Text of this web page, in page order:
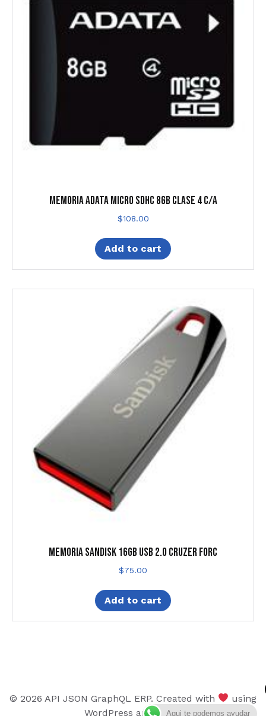
MEMORIA ADATA MICRO SDHC 8GB CLASE 4 C/A
$108.00
Add to cart
MEMORIA SANDISK 16GB USB 2.0 CRUZER FORC
$75.00
Add to cart
© 2026 API JSON GraphQL ERP. Created with
using
WordPress andKubio
Aqui te podemos ayudar